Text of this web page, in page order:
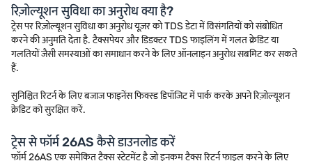
रिज़ोल्यूशन सुविधा का अनुरोध क्या है?
ट्रेस पर रिज़ोल्यूशन सुविधा का अनुरोध यूज़र को TDS डेटा में विसंगतियों को संबोधित
करने की अनुमति देता है. टैक्सपेयर और डिडक्टर TDS फाइलिंग में गलत क्रेडिट या
गलतियों जैसी समस्याओं का समाधान करने के लिए ऑनलाइन अनुरोध सबमिट कर सकते
हैं.
सुनिश्चित रिटर्न के लिए बजाज फाइनेंस फिक्स्ड डिपॉजिट में पार्क करके अपने रिज़ोल्यूशन
क्रेडिट को सुरक्षित करें.
ट्रेस से फॉर्म 26AS कैसे डाउनलोड करें
फॉर्म 26AS एक समेकित टैक्स स्टेटमेंट है जो इनकम टैक्स रिटर्न फाइल करने के लिए